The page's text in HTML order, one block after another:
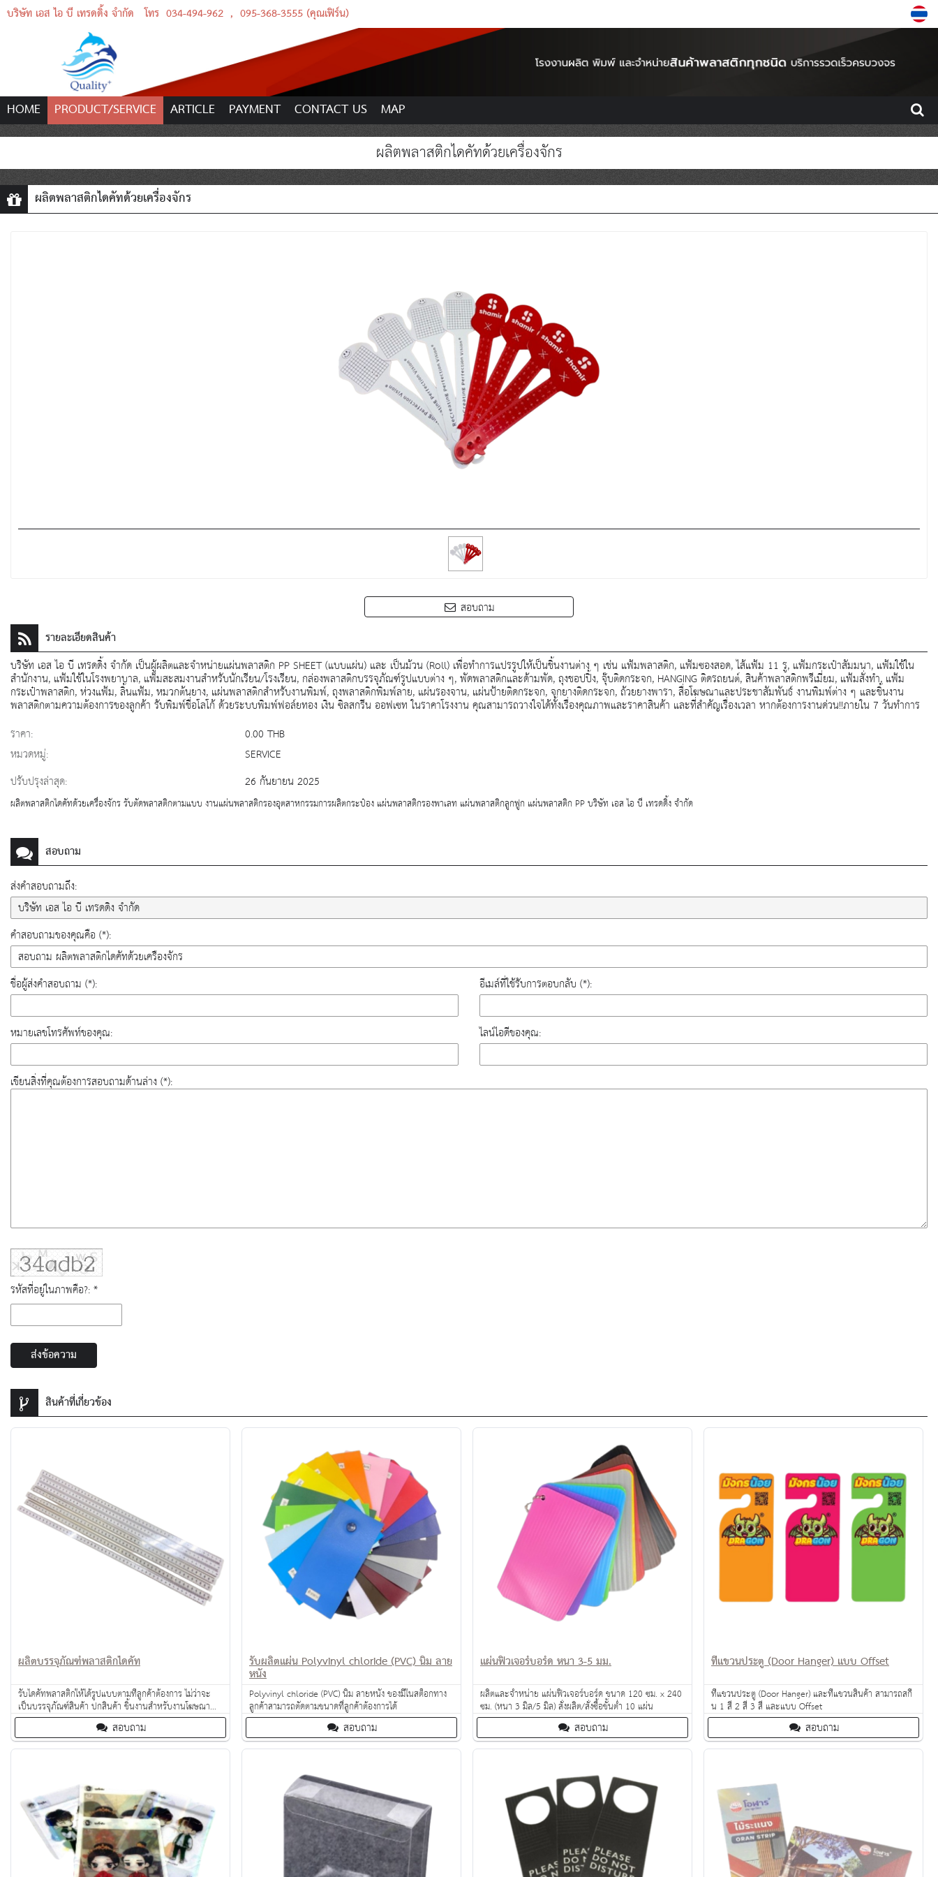
บริษัท เอส ไอ บี เทรดดิ้ง จำกัด โทร 034-494-962 , 095-368-3555 (คุณเฟิร์น)
HOME PRODUCT/SERVICE ARTICLE PAYMENT CONTACT US MAP
ผลิตพลาสติกไดคัทด้วยเครื่องจักร
ผลิตพลาสติกไดคัทด้วยเครื่องจักร
สอบถาม
รายละเอียดสินค้า
บริษัท เอส ไอ บี เทรดดิ้ง จำกัด เป็นผู้ผลิตและจำหน่ายแผ่นพลาสติก PP SHEET (แบบแผ่น) และ เป็นม้วน (Roll) เพื่อทำการแปรรูปให้เป็นชิ้นงานต่าง ๆ เช่น แฟ้มพลาสติก, แฟ้มซองสอด, ไส้แฟ้ม 11 รู, แฟ้มกระเป๋าสัมมนา, แฟ้มใช้ใน
สำนักงาน, แฟ้มใช้ในโรงพยาบาล, แฟ้มสะสมงานสำหรับนักเรียน/โรงเรียน, กล่องพลาสติกบรรจุภัณฑ์รูปแบบต่าง ๆ, พัดพลาสติกและด้ามพัด, ถุงชอปปิ้ง, จุ๊บติดกระจก, HANGING ติดรถยนต์, สินค้าพลาสติกพรีเมี่ยม, แฟ้มสั่งทำ, แฟ้ม
กระเป๋าพลาสติก, ห่วงแฟ้ม, ลิ้นแฟ้ม, หมวกต้นยาง, แผ่นพลาสติกสำหรับงานพิมพ์, ถุงพลาสติกพิมพ์ลาย, แผ่นรองจาน, แผ่นป้ายติดกระจก, จุกยางติดกระจก, ถ้วยยางพารา, สื่อโฆษณาและประชาสัมพันธ์ งานพิมพ์ต่าง ๆ และชิ้นงาน
พลาสติกตามความต้องการของลูกค้า รับพิมพ์ชื่อโลโก้ ด้วยระบบพิมพ์ฟอล์ยทอง เงิน ซิลสกรีน ออฟเซท ในราคาโรงงาน คุณสามารถวางใจได้ทั้งเรื่องคุณภาพและราคาสินค้า และที่สำคัญเรื่องเวลา หากต้องการงานด่วน!!ภายใน 7 วันทำการ
ราคา:
0.00 THB
หมวดหมู่:
SERVICE
ปรับปรุงล่าสุด:
26 กันยายน 2025
ผลิตพลาสติกไดคัทด้วยเครื่องจักร รับตัดพลาสติกตามแบบ งานแผ่นพลาสติกรองอุตสาหกรรมการผลิตกระป๋อง แผ่นพลาสติกรองพาเลท แผ่นพลาสติกลูกฟูก แผ่นพลาสติก PP บริษัท เอส ไอ บี เทรดดิ้ง จำกัด
สอบถาม
ส่งคำสอบถามถึง:
คำสอบถามของคุณคือ (*):
ชื่อผู้ส่งคำสอบถาม (*): อีเมล์ที่ใช้รับการตอบกลับ (*):
หมายเลขโทรศัพท์ของคุณ: ไลน์ไอดีของคุณ:
เขียนสิ่งที่คุณต้องการสอบถามด้านล่าง (*):
รหัสที่อยู่ในภาพคือ?: *
ส่งข้อความ
สินค้าที่เกี่ยวข้อง
ผลิตบรรจุภัณฑ์พลาสติกไดคัท
รับไดคัทพลาสติกให้ได้รูปแบบตามที่ลูกค้าต้องการ ไม่ว่าจะ
เป็นบรรจุภัณฑ์สินค้า ปกสินค้า ชิ้นงานสำหรับงานโฆษณา
แผ่นพลาสติกกันกระแทก สอบถาม
รับผลิตแผ่น Polyvinyl chloride (PVC) นิ่ม ลาย
หนัง
Polyvinyl chloride (PVC) นิ่ม ลายหนัง ของมีในสต็อกทาง
ลูกค้าสามารถตัดตามขนาดที่ลูกค้าต้องการได้
สอบถาม
แผ่นฟิวเจอร์บอร์ด หนา 3-5 มม.
ผลิตและจำหน่าย แผ่นฟิวเจอร์บอร์ด ขนาด 120 ซม. x 240
ซม. (หนา 3 มิล/5 มิล) สั่งผลิต/สั่งซื้อขั้นต่ำ 10 แผ่น
สอบถาม
ที่แขวนประตู (Door Hanger) แบบ Offset
ที่แขวนประตู (Door Hanger) และที่แขวนสินค้า สามารถสกี
น 1 สี 2 สี 3 สี และแบบ Offset
สอบถาม